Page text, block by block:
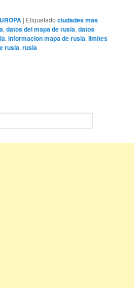
| Etiquetado ciudades mas
,datos del mapa de rusia,datos
,informacion mapa de rusia,limites
rusia,rusia